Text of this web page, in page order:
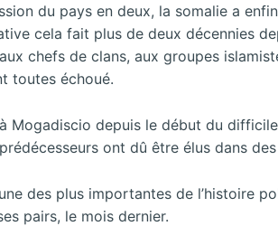
du pays en deux, la somalie a
cela fait plus de deux décennies
chefs de clans, aux groupes
toutes échoué.
Mogadiscio depuis le début du
ont dû être élus dans
des plus importantes de l’histoire
pairs, le mois dernier.